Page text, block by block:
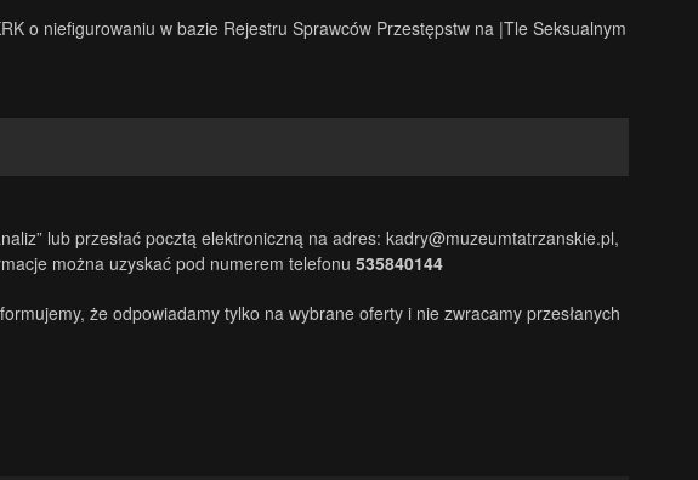
o niefigurowaniu w bazie Rejestru Sprawców Przestępstw na |Tle Seksualnym
lub przesłać pocztą elektroniczną na adres: kadry@muzeumtatrzanskie.pl,
można uzyskać pod numerem telefonu 535840144
że odpowiadamy tylko na wybrane oferty i nie zwracamy przesłanych